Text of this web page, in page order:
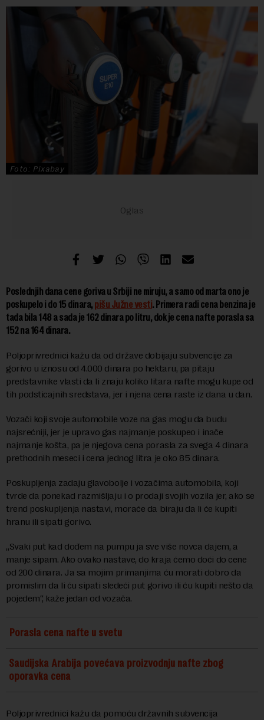
Foto: Pixabay
Poslednjih dana cene goriva u Srbiji ne miruju, a samo od marta ono je
poskupelo i do 15 dinara, pišu Južne vesti. Primera radi cena benzina je
tada bila 148 a sada je 162 dinara po litru, dok je cena nafte porasla sa
152 na 164 dinara.
Poljoprivrednici kažu da od države dobijaju subvencije za
gorivo u iznosu od 4.000 dinara po hektaru, pa pitaju
predstavnike vlasti da li znaju koliko litara nafte mogu kupe od
tih podsticajnih sredstava, jer i njena cena raste iz dana u dan.
Vozači koji svoje automobile voze na gas mogu da budu
najsrećniji, jer je upravo gas najmanje poskupeo i inače
najmanje košta, pa je njegova cena porasla za svega 4 dinara
prethodnih meseci i cena jednog litra je oko 85 dinara.
Poskupljenja zadaju glavobolje i vozačima automobila, koji
tvrde da ponekad razmišljaju i o prodaji svojih vozila jer, ako se
trend poskupljenja nastavi, moraće da biraju da li će kupiti
hranu ili sipati gorivo.
„Svaki put kad dođem na pumpu ja sve više novca dajem, a
manje sipam. Ako ovako nastave, do kraja ćemo doći do cene
od 200 dinara. Ja sa mojim primanjima ću morati dobro da
promislim da li ću sipati sledeći put gorivo ili ću kupiti nešto da
pojedem“, kaže jedan od vozača.
Porasla cena nafte u svetu
Saudijska Arabija povećava proizvodnju nafte zbog
oporavka cena
Poljoprivrednici kažu da pomoću državnih subvencija